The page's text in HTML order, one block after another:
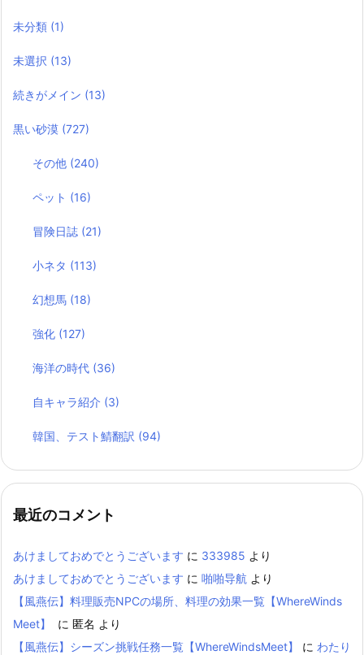
未分類 (1)
未選択 (13)
続きがメイン (13)
黒い砂漠 (727)
その他 (240)
ペット (16)
冒険日誌 (21)
小ネタ (113)
幻想馬 (18)
強化 (127)
海洋の時代 (36)
自キャラ紹介 (3)
韓国、テスト鯖翻訳 (94)
最近のコメント
あけましておめでとうございます に 333985 より
あけましておめでとうございます に 啪啪导航 より
【風燕伝】料理販売NPCの場所、料理の効果一覧【WhereWinds
Meet】
に 匿名 より
【風燕伝】シーズン挑戦任務一覧【WhereWindsMeet】
に わたり